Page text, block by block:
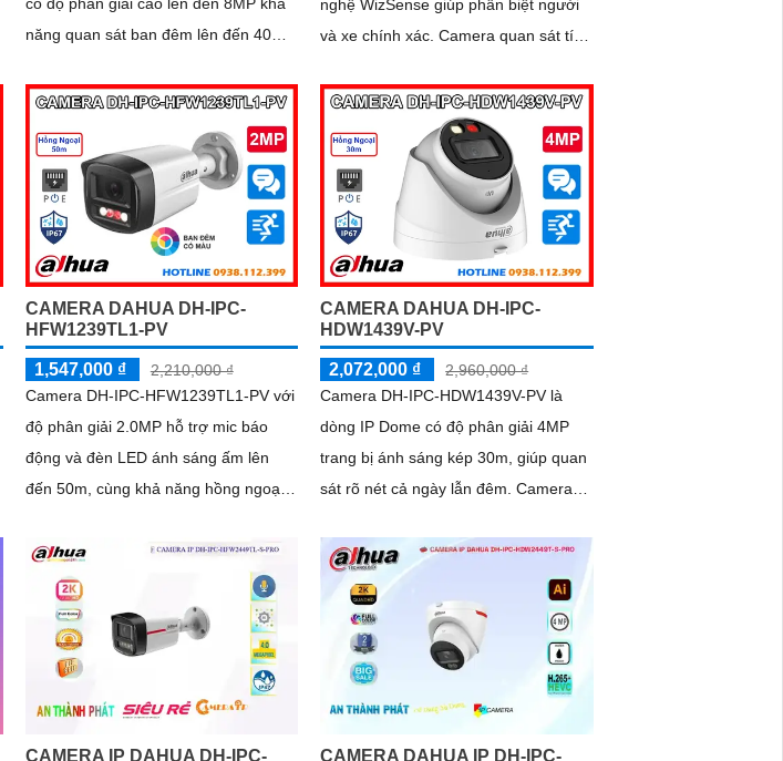
có độ phân giải cao lên đến 8MP khả
năng quan sát ban đêm lên đến 40m,
thoại hai chiều, camera mang đến trải
nghiệm giám sát toàn diện. Đặc biệt,
các tính năng AI thông minh như nhận
diện khuôn mặt và đếm người giúp
nâng cao hiệu quả quản lý và an ninh
cho mọi không gian trong nhà
nghệ WizSense giúp phân biệt người
và xe chính xác. Camera quan sát tích
khe thẻ nhớ lên đến 512GB cùng hệ
thống cảnh báo chủ động với đèn
xanh đỏ và âm thanh
CAMERA DAHUA DH-IPC-
HFW1239TL1-PV
1,547,000 ₫
2,210,000 ₫
Camera DH-IPC-HFW1239TL1-PV với
độ phân giải 2.0MP hỗ trợ mic báo
động và đèn LED ánh sáng ấm lên
đến 50m, cùng khả năng hồng ngoại
mọi điều kiện ánh sáng
CAMERA DAHUA DH-IPC-
HDW1439V-PV
2,072,000 ₫
2,960,000 ₫
Camera DH-IPC-HDW1439V-PV là
dòng IP Dome có độ phân giải 4MP
trang bị ánh sáng kép 30m, giúp quan
sát rõ nét cả ngày lẫn đêm. Camera
hai chiều, cùng báo động chủ động,
mang lại giải pháp an ninh hiệu quả
CAMERA IP DAHUA DH-IPC- CAMERA DAHUA IP DH-IPC-